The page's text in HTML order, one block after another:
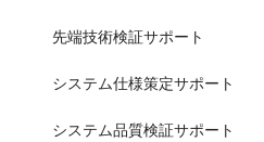
先端技術検証サポート
システム仕様策定サポート
システム品質検証サポート